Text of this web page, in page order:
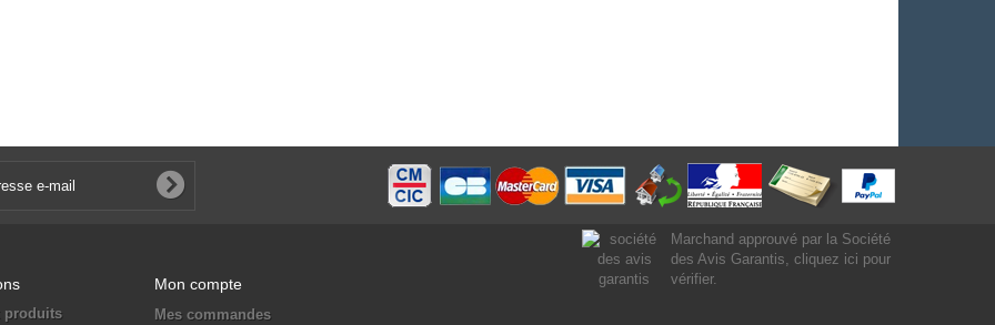
produits
Mon compte
Mes commandes
Marchand approuvé par la Société
des Avis Garantis, cliquez ici pour
vérifier.